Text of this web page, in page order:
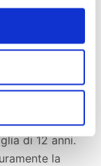
e
non
di 12 anni.
la